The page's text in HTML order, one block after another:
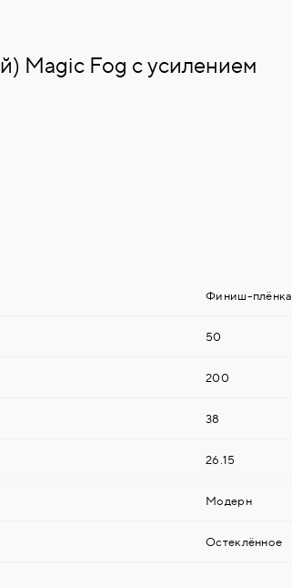
Magic Fog с усилением
Финиш-плёнка
50
200
38
26.15
Модерн
Остеклённое